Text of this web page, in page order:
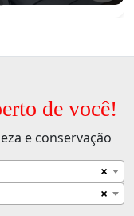
de você!
e conservação
×
×